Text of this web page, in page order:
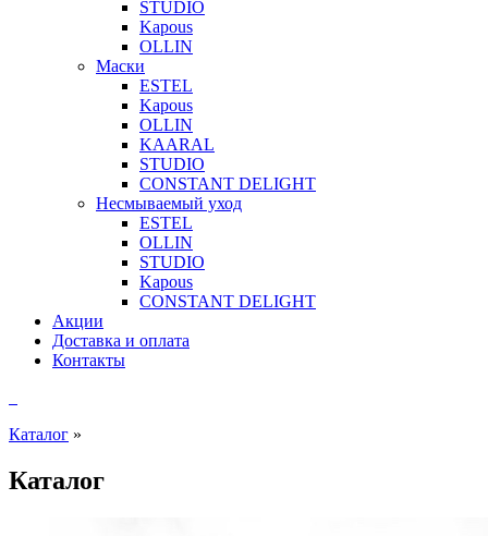
STUDIO
Kapous
OLLIN
Маски
ESTEL
Kapous
OLLIN
KAARAL
STUDIO
CONSTANT DELIGHT
Несмываемый уход
ESTEL
OLLIN
STUDIO
Kapous
CONSTANT DELIGHT
Акции
Доставка и оплата
Контакты
Каталог »
Каталог